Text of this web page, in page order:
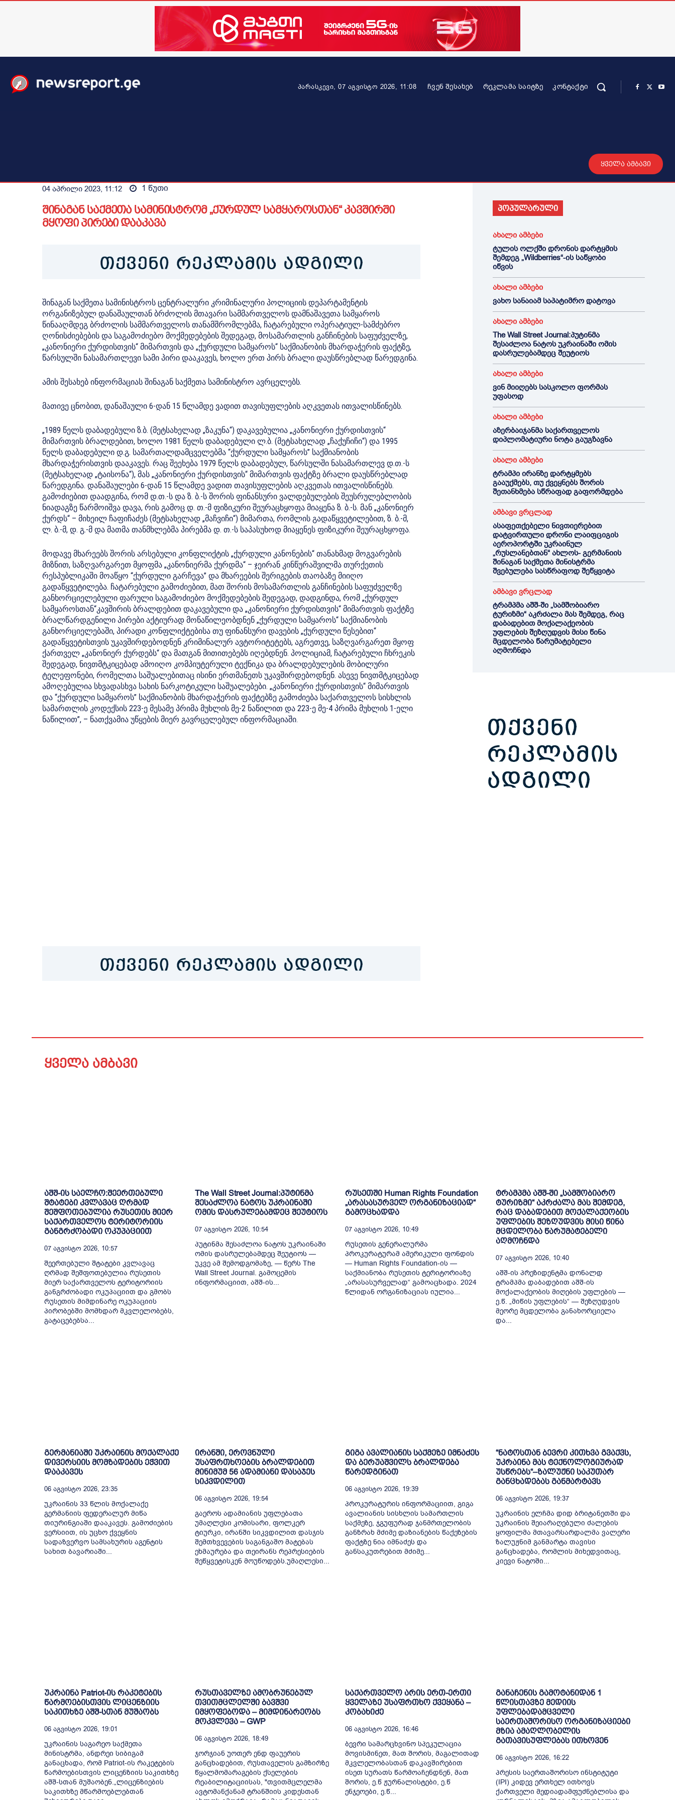
პარასკევი, 07 აგვისტო 2026, 11:08 ᲩᲕᲔᲜ ᲨᲔᲡᲐᲮᲔᲑ ᲠᲔᲙᲚᲐᲛᲐ ᲡᲐᲘᲢᲖᲔ ᲙᲝᲜᲢᲐᲥᲢᲘ
ყველა ამბავი
04 აპრილი 2023, 11:12 1 წუთი
შინაგან საქმეთა სამინისტრომ „ქურდულ სამყაროსთან“ კავშირში
მყოფი პირები დააკავა
შინაგან საქმეთა სამინისტროს ცენტრალური კრიმინალური პოლიციის დეპარტამენტის
ორგანიზებულ დანაშაულთან ბრძოლის მთავარი სამმართველოს დამნაშავეთა სამყაროს
წინააღმდეგ ბრძოლის სამმართველოს თანამშრომლებმა, ჩატარებული ოპერატიულ-სამძებრო
ღონისძიებების და საგამოძიებო მოქმედებების შედეგად, მოსამართლის განჩინების საფუძველზე,
„კანონიერი ქურდისთვის“ მიმართვის და „ქურდული სამყაროს“ საქმიანობის მხარდაჭერის ფაქტზე,
წარსულში ნასამართლევი სამი პირი დააკავეს, ხოლო ერთ პირს ბრალი დაუსწრებლად წარედგინა.
ამის შესახებ ინფორმაციას შინაგან საქმეთა სამინისტრო ავრცელებს.
მათივე ცნობით, დანაშაული 6-დან 15 წლამდე ვადით თავისუფლების აღკვეთას ითვალისწინებს.
„1989 წელს დაბადებული ზ.ბ. (მეტსახელად „ზაკუნა“) დაკავებულია „კანონიერი ქურდისთვის“
მიმართვის ბრალდებით, ხოლო 1981 წელს დაბადებული ლ.ბ. (მეტსახელად „ჩაქუჩიჩი“) და 1995
წელს დაბადებული დ.გ. სამართალდამცველებმა “ქურდული სამყაროს” საქმიანობის
მხარდაჭერისთვის დააკავეს. რაც შეეხება 1979 წელს დაბადებულ, წარსულში ნასამართლევ დ.თ.-ს
(მეტსახელად „ტაისონა“), მას „კანონიერი ქურდისთვის“ მიმართვის ფაქტზე ბრალი დაუსწრებლად
წარედგინა. დანაშაულები 6-დან 15 წლამდე ვადით თავისუფლების აღკვეთას ითვალისწინებს.
გამოძიებით დაადგინა, რომ დ.თ.-ს და ზ. ბ.-ს შორის ფინანსური ვალდებულების შეუსრულებლობის
ნიადაგზე წარმოიშვა დავა, რის გამოც დ. თ.-მ ფიზიკური შეურაცხყოფა მიაყენა ზ. ბ.-ს. მან „კანონიერ
ქურდს“ – მიხეილ ჩაფიჩაძეს (მეტსახელად „მაჩვიჩი“) მიმართა, რომლის გადაწყვეტილებით, ზ. ბ.-მ,
ლ. ბ.-მ, დ. გ.-მ და მათმა თანმხლებმა პირებმა დ. თ.-ს საპასუხოდ მიაყენეს ფიზიკური შეურაცხყოფა.
მოდავე მხარეებს შორის არსებული კონფლიქტის „ქურდული კანონების“ თანახმად მოგვარების
მიზნით, საზღვარგარეთ მყოფმა „კანონიერმა ქურდმა“ – ჯეირან კინწურაშვილმა თურქეთის
რესპუბლიკაში მოაწყო “ქურდული გარჩევა” და მხარეების შერიგების თაობაზე მიიღო
გადაწყვეტილება. ჩატარებული გამოძიებით, მათ შორის მოსამართლის განჩინების საფუძველზე
განხორციელებული ფარული საგამოძიებო მოქმედებების შედეგად, დადგინდა, რომ „ქურდულ
სამყაროსთან“კავშირის ბრალდებით დაკავებული და „კანონიერი ქურდისთვის“ მიმართვის ფაქტზე
ბრალწარდგენილი პირები აქტიურად მონაწილეობდნენ „ქურდული სამყაროს“ საქმიანობის
განხორციელებაში, პირადი კონფლიქტებისა თუ ფინანსური დავების „ქურდული წესებით“
გადაწყვეტისთვის უკავშირდებოდნენ კრიმინალურ ავტორიტეტებს, აგრეთვე, საზღვარგარეთ მყოფ
ქართველ „კანონიერ ქურდებს“ და მათგან მითითებებს იღებდნენ. პოლიციამ, ჩატარებული ჩხრეკის
შედეგად, ნივთმტკიცებად ამოიღო კომპიუტერული ტექნიკა და ბრალდებულების მობილური
ტელეფონები, რომელთა საშუალებითაც ისინი ერთმანეთს უკავშირდებოდნენ. ასევე ნივთმტკიცებად
ამოღებულია სხვადასხვა სახის ნარკოტიკული საშუალებები. „კანონიერი ქურდისთვის“ მიმართვის
და “ქურდული სამყაროს” საქმიანობის მხარდაჭერის ფაქტებზე გამოძიება საქართველოს სისხლის
სამართლის კოდექსის 223-ე მესამე პრიმა მუხლის მე-2 ნაწილით და 223-ე მე-4 პრიმა მუხლის 1-ელი
ნაწილით”, – ნათქვამია უწყების მიერ გავრცელებულ ინფორმაციაში.
პოპულარული
ახალი ამბები
ტულის ოლქში დრონის დარტყმის
შემდეგ „Wildberries“-ის საწყობი
იწვის
ახალი ამბები
ვახო სანაიამ საპატიმრო დატოვა
ახალი ამბები
The Wall Street Journal:პუტინმა
შესაძლოა ნატოს უკრაინაში ომის
დასრულებამდეც შეუტიოს
ახალი ამბები
ვინ მიიღებს სასკოლო ფორმას
უფასოდ
ახალი ამბები
აზერბაიჯანმა საქართველოს
დიპლომატიური ნოტა გაუგზავნა
ახალი ამბები
ტრამპი ირანზე დარტყმებს
გააუქმებს, თუ ქვეყნებს შორის
შეთანხმება სწრაფად გაფორმდება
ამბავი ვრცლად
ასაფეთქებელი ნივთიერებით
დატვირთული დრონი ლაიფციგის
აეროპორტში უკრაინულ
„რუსლანებთან“ ახლოს- გერმანიის
შინაგან საქმეთა მინისტრმა
შვებულება სასწრაფოდ შეწყვიტა
ამბავი ვრცლად
ტრამპმა აშშ-ში „სამშობიარო
ტურიზმი“ აკრძალა მას შემდეგ, რაც
დაბადებით მოქალაქეობის
უფლების შეზღუდვის მისი წინა
მცდელობა წარუმატებელი
აღმოჩნდა
ყველა ამბავი
აშშ-ის საელჩო:შეერთებული
შტატები კვლავაც ღრმად
შეშფოთებულია რუსეთის მიერ
საქართველოს ტერიტორიის
განგრძობადი ოკუპაციით
07 Აგვისტო 2026, 10:57
შეერთებული შტატები კვლავაც
ღრმად შეშფოთებულია რუსეთის
მიერ საქართველოს ტერიტორიის
განგრძობადი ოკუპაციით და გმობს
რუსეთის მიმდინარე ოკუპაციის
პირობებში მომხდარ მკვლელობებს,
გატაცებებსა...
The Wall Street Journal:პუტინმა
შესაძლოა ნატოს უკრაინაში
ომის დასრულებამდეც შეუტიოს
07 Აგვისტო 2026, 10:54
პუტინმა შესაძლოა ნატოს უკრაინაში
ომის დასრულებამდეც შეუტიოს —
უკვე ამ შემოდგომაზე, — წერს The
Wall Street Journal. გამოცემის
ინფორმაციით, აშშ-ის...
რუსეთში Human Rights Foundation
„არასასურველ ორგანიზაციად“
გამოცხადდა
07 Აგვისტო 2026, 10:49
რუსეთის გენერალურმა
პროკურატურამ ამერიკული ფონდის
— Human Rights Foundation-ის —
საქმიანობა რუსეთის ტერიტორიაზე
„არასასურველად“ გამოაცხადა. 2024
წლიდან ორგანიზაციას იულია...
ტრამპმა აშშ-ში „სამშობიარო
ტურიზმი“ აკრძალა მას შემდეგ,
რაც დაბადებით მოქალაქეობის
უფლების შეზღუდვის მისი წინა
მცდელობა წარუმატებელი
აღმოჩნდა
07 Აგვისტო 2026, 10:40
აშშ-ის პრეზიდენტმა დონალდ
ტრამპმა დაბადებით აშშ-ის
მოქალაქეობის მიღების უფლების —
ე.წ. „მიწის უფლების“ — შეზღუდვის
მეორე მცდელობა განახორციელა
და...
გერმანიაში უკრაინის მოქალაქე
დივერსიის მომზადების ეჭვით
დააკავეს
06 Აგვისტო 2026, 23:35
უკრაინის 33 წლის მოქალაქე
გერმანიის ფედერალურ მიწა
თიურინგიაში დააკავეს. გამოძიების
ვერსიით, ის უცხო ქვეყნის
სადაზვერვო სამსახურის აგენტის
სახით ბავარიაში...
ირანში, ეროვნული
უსაფრთხოების ბრალდებით
მინიმუმ 56 ადამიანი დასაჯეს
სიკვდილით
06 Აგვისტო 2026, 19:54
გაეროს ადამიანის უფლებათა
უმაღლესი კომისარი, ფოლკერ
ტიურკი, ირანში სიკვდილით დასჯის
შემთხვევების საგანგაშო მატებას
ეხმაურება და თეირანს რეპრესიების
შეწყვეტისკენ მოუწოდებს.უმაღლესი...
გიგა ავალიანის საქმეზე იმნაძეს
და ბერუაშვილს ბრალდება
წარედგინათ
06 Აგვისტო 2026, 19:39
პროკურატურის ინფორმაციით, გიგა
ავალიანის სისხლის სამართლის
საქმეზე, ჯგუფურად ჯანმრთელობის
განზრახ მძიმე დაზიანების წაქეზების
ფაქტზე ნია იმნაძეს და
განსაკუთრებით მძიმე...
“ნატოსთან ბევრი კითხვა გვაქვს,
უკრაინა მას ტექნოლოგიურად
უსწრებს“–ზალუჟნი საკუთარ
განცხადებას განმარტავს
06 Აგვისტო 2026, 19:37
უკრაინის ელჩმა დიდ ბრიტანეთში და
უკრაინის შეიარაღებული ძალების
ყოფილმა მთავარსარდალმა ვალერი
ზალუჟნიმ განმარტა თავისი
განცხადება, რომლის მიხედვითაც,
კიევი ნატოში...
უკრაინა Patriot-ის რაკეტების
წარმოებისთვის ლიცენზიის
საკითხზე აშშ-სთან მუშაობს
06 Აგვისტო 2026, 19:01
უკრაინის საგარეო საქმეთა
მინისტრმა, ანდრეი სიბიგამ
განაცხადა, რომ Patriot-ის რაკეტების
წარმოებისთვის ლიცენზიის საკითხზე
აშშ-სთან მუშაობენ.„ლიცენზიების
საკითხზე მწარმოებლებთან
რუსთაველზე ამობრუნებულ
თვითმცლელში ბავშვი
იმყოფებოდა – მიმდინარეობს
მოკვლევა – GWP
06 Აგვისტო 2026, 18:49
ჯორჯიან უოთერ ენდ ფაუერის
განცხადებით, რუსთაველის გამზირზე
წყალმომარაგების ქსელების
რეაბილიტაციისას, "თვითმცლელმა
ავტომანქანამ ტრანშიის კიდესთან
საქართველო არის ერთ-ერთი
ყველაზე უსაფრთხო ქვეყანა –
კობახიძე
06 Აგვისტო 2026, 16:46
ბევრი სამარცხვინო სპეკულაცია
მოვისმინეთ, მათ შორის, მაგალითად
მკვლელობასთან დაკავშირებით
ისეთ სურათს წარმოაჩენდნენ, მათ
შორის, ე.წ ჟურნალისტები, ე.წ
ენჯეოები, ე.წ...
განაჩენის გამოტანიდან 1
წლისთავზე მედიის
უფლებადამცველი
საერთაშორისო ორგანიზაციები
მზია ამაღლობელის
გათავისუფლებას ითხოვენ
06 Აგვისტო 2026, 16:22
პრესის საერთაშორისო ინსტიტუტი
(IPI) კიდევ ერთხელ ითხოვს
ქართველი მედიადამფუძნებლისა და